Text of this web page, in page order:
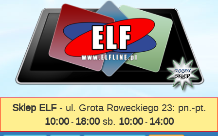
Sklep ELF- ul. Grota Roweckiego 23: pn.-pt.
10:00- 18:00sb. 10:00- 14:00